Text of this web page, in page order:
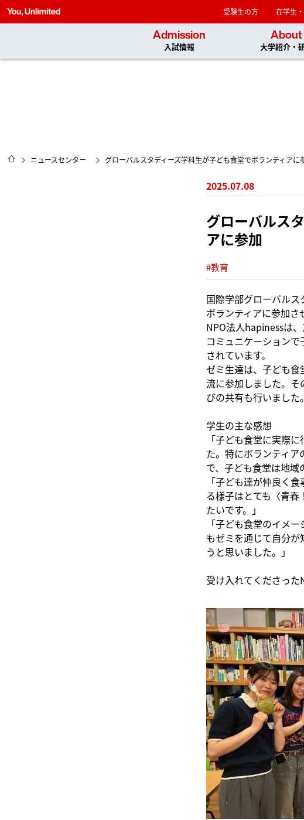
受験生の方 在学生
Admission
入試情報
About
大学紹介・
HOME
ニュースセンター グローバルスタディーズ学科生が子ども食堂でボランティアに
2025.07.08
グローバルス
アに参加
#教育
国際学部グローバル
ボランティアに参加さ
NPO法人hapinessは
コミュニケーション
されています。
ゼミ生達は、子ども
流に参加しました。
びの共有も行いました。
学生の主な感想
「子ども食堂に実際
た。特にボランティ
で、子ども食堂は地域
「子ども達が仲良く
る様子はとても〈青
たいです。」
「子ども食堂のイメ
もゼミを通じて自分
うと思いました。」
受け入れてくださった